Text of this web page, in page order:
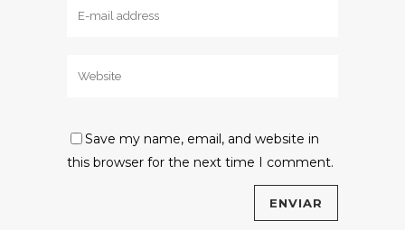
Save my name, email, and website in
this browser for the next time I comment.